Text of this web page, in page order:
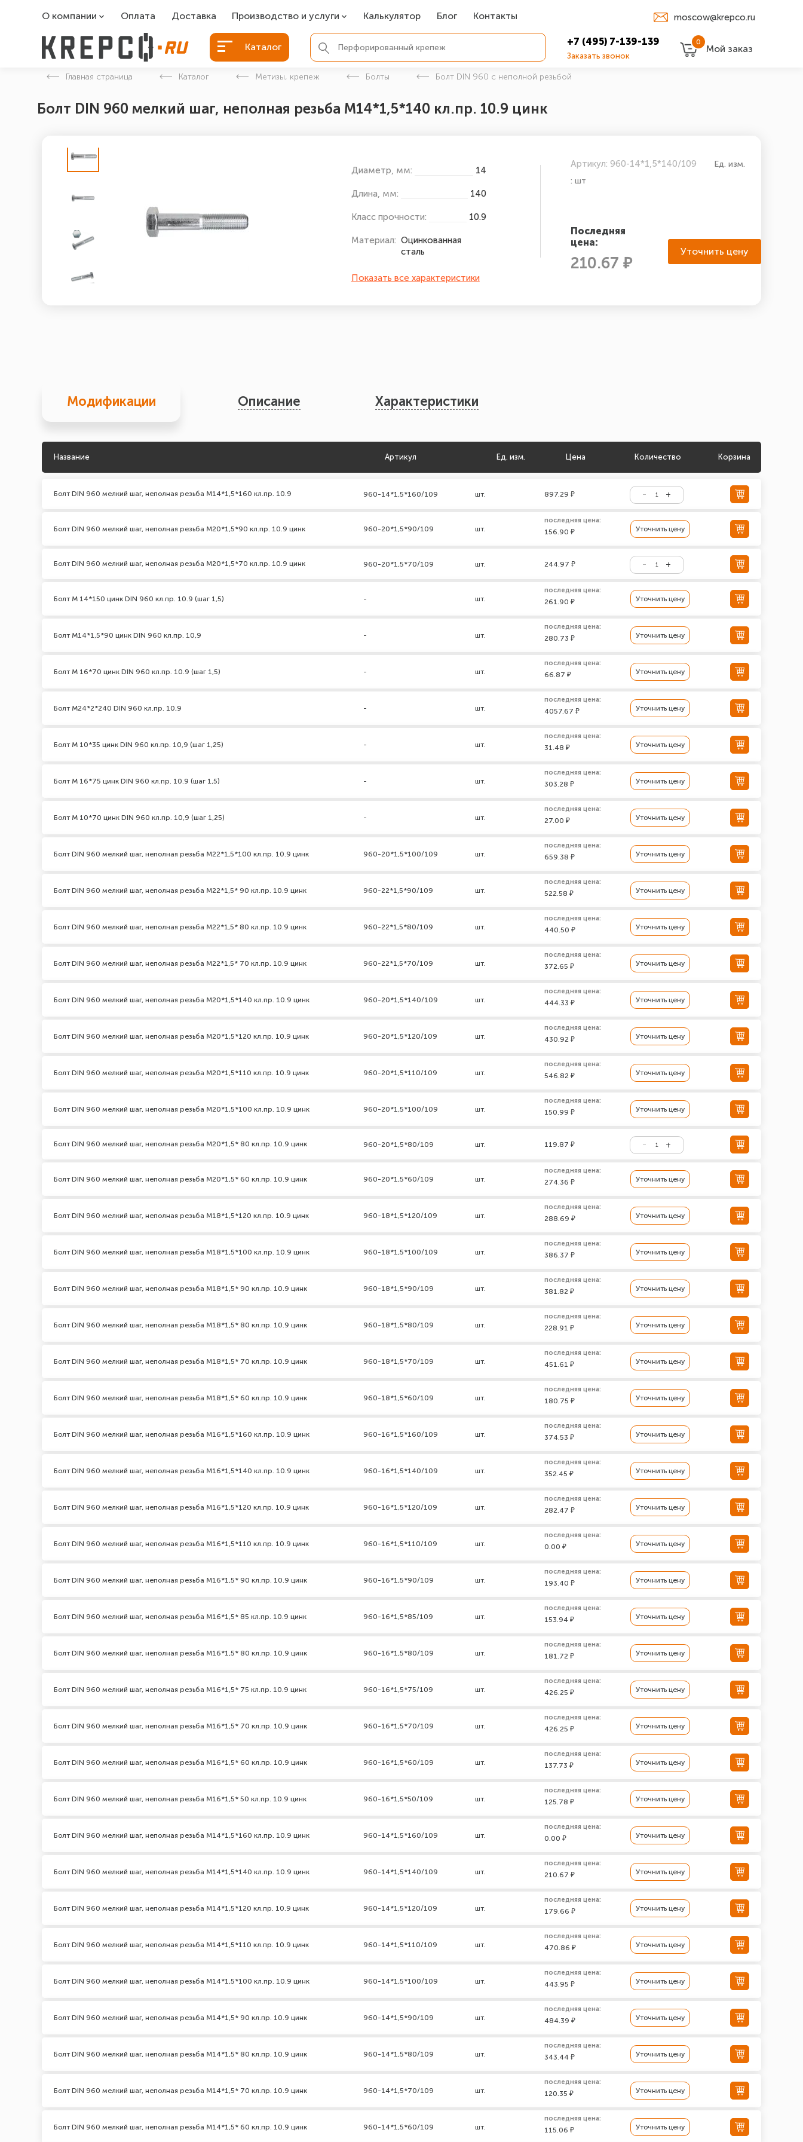
О компании
О компании
Оплата Доставка Производство и услуги
Болты БСР
Болты для фундамента
Закладные детали
Калькулятор Блог Контакты moscow@krepco.ru
Каталог +7 (495) 7-139-139
Заказать звонок
0
Мой заказ
Главная страница Каталог Метизы, крепеж Болты Болт DIN 960 с неполной резьбой
Болт DIN 960 мелкий шаг, неполная резьба M14*1,5*140 кл.пр. 10.9 цинк
Диаметр, мм: 14
Длина, мм: 140
Класс прочности: 10.9
Материал: Оцинкованная
сталь
Показать все характеристики
Артикул: 960-14*1,5*140/109
Ед. изм.
: шт
Последняя
цена:
210.67 ₽
Уточнить цену
Модификации Описание Характеристики
Название Артикул Ед. изм. Цена Количество Корзина
Болт DIN 960 мелкий шаг, неполная резьба М14*1,5*160 кл.пр. 10.9 960-14*1,5*160/109 шт. 897.29 ₽
Болт DIN 960 мелкий шаг, неполная резьба М20*1,5*90 кл.пр. 10.9 цинк 960-20*1,5*90/109 шт.
последняя цена:
156.90 ₽ Уточнить цену
Болт DIN 960 мелкий шаг, неполная резьба М20*1,5*70 кл.пр. 10.9 цинк 960-20*1,5*70/109 шт. 244.97 ₽
Болт М 14*150 цинк DIN 960 кл.пр. 10.9 (шаг 1,5) - шт.
последняя цена:
261.90 ₽ Уточнить цену
Болт М14*1,5*90 цинк DIN 960 кл.пр. 10,9 - шт.
последняя цена:
280.73 ₽ Уточнить цену
Болт М 16*70 цинк DIN 960 кл.пр. 10.9 (шаг 1,5) - шт.
последняя цена:
66.87 ₽ Уточнить цену
Болт М24*2*240 DIN 960 кл.пр. 10,9 - шт.
последняя цена:
4057.67 ₽ Уточнить цену
Болт М 10*35 цинк DIN 960 кл.пр. 10,9 (шаг 1,25) - шт.
последняя цена:
31.48 ₽ Уточнить цену
Болт М 16*75 цинк DIN 960 кл.пр. 10.9 (шаг 1,5) - шт.
последняя цена:
303.28 ₽ Уточнить цену
Болт М 10*70 цинк DIN 960 кл.пр. 10,9 (шаг 1,25) - шт.
последняя цена:
27.00 ₽ Уточнить цену
Болт DIN 960 мелкий шаг, неполная резьба M22*1,5*100 кл.пр. 10.9 цинк 960-20*1,5*100/109 шт.
последняя цена:
659.38 ₽ Уточнить цену
Болт DIN 960 мелкий шаг, неполная резьба M22*1,5* 90 кл.пр. 10.9 цинк 960-22*1,5*90/109 шт.
последняя цена:
522.58 ₽ Уточнить цену
Болт DIN 960 мелкий шаг, неполная резьба M22*1,5* 80 кл.пр. 10.9 цинк 960-22*1,5*80/109 шт.
последняя цена:
440.50 ₽ Уточнить цену
Болт DIN 960 мелкий шаг, неполная резьба M22*1,5* 70 кл.пр. 10.9 цинк 960-22*1,5*70/109 шт.
последняя цена:
372.65 ₽ Уточнить цену
Болт DIN 960 мелкий шаг, неполная резьба M20*1,5*140 кл.пр. 10.9 цинк 960-20*1,5*140/109 шт.
последняя цена:
444.33 ₽ Уточнить цену
Болт DIN 960 мелкий шаг, неполная резьба M20*1,5*120 кл.пр. 10.9 цинк 960-20*1,5*120/109 шт.
последняя цена:
430.92 ₽ Уточнить цену
Болт DIN 960 мелкий шаг, неполная резьба M20*1,5*110 кл.пр. 10.9 цинк 960-20*1,5*110/109 шт.
последняя цена:
546.82 ₽ Уточнить цену
Болт DIN 960 мелкий шаг, неполная резьба M20*1,5*100 кл.пр. 10.9 цинк 960-20*1,5*100/109 шт.
последняя цена:
150.99 ₽ Уточнить цену
Болт DIN 960 мелкий шаг, неполная резьба M20*1,5* 80 кл.пр. 10.9 цинк 960-20*1,5*80/109 шт. 119.87 ₽
Болт DIN 960 мелкий шаг, неполная резьба M20*1,5* 60 кл.пр. 10.9 цинк 960-20*1,5*60/109 шт.
последняя цена:
274.36 ₽ Уточнить цену
Болт DIN 960 мелкий шаг, неполная резьба M18*1,5*120 кл.пр. 10.9 цинк 960-18*1,5*120/109 шт.
последняя цена:
288.69 ₽ Уточнить цену
Болт DIN 960 мелкий шаг, неполная резьба M18*1,5*100 кл.пр. 10.9 цинк 960-18*1,5*100/109 шт.
последняя цена:
386.37 ₽ Уточнить цену
Болт DIN 960 мелкий шаг, неполная резьба M18*1,5* 90 кл.пр. 10.9 цинк 960-18*1,5*90/109 шт.
последняя цена:
381.82 ₽ Уточнить цену
Болт DIN 960 мелкий шаг, неполная резьба M18*1,5* 80 кл.пр. 10.9 цинк 960-18*1,5*80/109 шт.
последняя цена:
228.91 ₽ Уточнить цену
Болт DIN 960 мелкий шаг, неполная резьба M18*1,5* 70 кл.пр. 10.9 цинк 960-18*1,5*70/109 шт.
последняя цена:
451.61 ₽ Уточнить цену
Болт DIN 960 мелкий шаг, неполная резьба M18*1,5* 60 кл.пр. 10.9 цинк 960-18*1,5*60/109 шт.
последняя цена:
180.75 ₽ Уточнить цену
Болт DIN 960 мелкий шаг, неполная резьба M16*1,5*160 кл.пр. 10.9 цинк 960-16*1,5*160/109 шт.
последняя цена:
374.53 ₽ Уточнить цену
Болт DIN 960 мелкий шаг, неполная резьба M16*1,5*140 кл.пр. 10.9 цинк 960-16*1,5*140/109 шт.
последняя цена:
352.45 ₽ Уточнить цену
Болт DIN 960 мелкий шаг, неполная резьба M16*1,5*120 кл.пр. 10.9 цинк 960-16*1,5*120/109 шт.
последняя цена:
282.47 ₽ Уточнить цену
Болт DIN 960 мелкий шаг, неполная резьба M16*1,5*110 кл.пр. 10.9 цинк 960-16*1,5*110/109 шт.
последняя цена:
0.00 ₽ Уточнить цену
Болт DIN 960 мелкий шаг, неполная резьба M16*1,5* 90 кл.пр. 10.9 цинк 960-16*1,5*90/109 шт.
последняя цена:
193.40 ₽ Уточнить цену
Болт DIN 960 мелкий шаг, неполная резьба M16*1,5* 85 кл.пр. 10.9 цинк 960-16*1,5*85/109 шт.
последняя цена:
153.94 ₽ Уточнить цену
Болт DIN 960 мелкий шаг, неполная резьба M16*1,5* 80 кл.пр. 10.9 цинк 960-16*1,5*80/109 шт.
последняя цена:
181.72 ₽ Уточнить цену
Болт DIN 960 мелкий шаг, неполная резьба M16*1,5* 75 кл.пр. 10.9 цинк 960-16*1,5*75/109 шт.
последняя цена:
426.25 ₽ Уточнить цену
Болт DIN 960 мелкий шаг, неполная резьба M16*1,5* 70 кл.пр. 10.9 цинк 960-16*1,5*70/109 шт.
последняя цена:
426.25 ₽ Уточнить цену
Болт DIN 960 мелкий шаг, неполная резьба M16*1,5* 60 кл.пр. 10.9 цинк 960-16*1,5*60/109 шт.
последняя цена:
137.73 ₽ Уточнить цену
Болт DIN 960 мелкий шаг, неполная резьба M16*1,5* 50 кл.пр. 10.9 цинк 960-16*1,5*50/109 шт.
последняя цена:
125.78 ₽ Уточнить цену
Болт DIN 960 мелкий шаг, неполная резьба M14*1,5*160 кл.пр. 10.9 цинк 960-14*1,5*160/109 шт.
последняя цена:
0.00 ₽ Уточнить цену
Болт DIN 960 мелкий шаг, неполная резьба M14*1,5*140 кл.пр. 10.9 цинк 960-14*1,5*140/109 шт.
последняя цена:
210.67 ₽ Уточнить цену
Болт DIN 960 мелкий шаг, неполная резьба M14*1,5*120 кл.пр. 10.9 цинк 960-14*1,5*120/109 шт.
последняя цена:
179.66 ₽ Уточнить цену
Болт DIN 960 мелкий шаг, неполная резьба M14*1,5*110 кл.пр. 10.9 цинк 960-14*1,5*110/109 шт.
последняя цена:
470.86 ₽ Уточнить цену
Болт DIN 960 мелкий шаг, неполная резьба M14*1,5*100 кл.пр. 10.9 цинк 960-14*1,5*100/109 шт.
последняя цена:
443.95 ₽ Уточнить цену
Болт DIN 960 мелкий шаг, неполная резьба M14*1,5* 90 кл.пр. 10.9 цинк 960-14*1,5*90/109 шт.
последняя цена:
484.39 ₽ Уточнить цену
Болт DIN 960 мелкий шаг, неполная резьба M14*1,5* 80 кл.пр. 10.9 цинк 960-14*1,5*80/109 шт.
последняя цена:
343.44 ₽ Уточнить цену
Болт DIN 960 мелкий шаг, неполная резьба M14*1,5* 70 кл.пр. 10.9 цинк 960-14*1,5*70/109 шт.
последняя цена:
120.35 ₽ Уточнить цену
Болт DIN 960 мелкий шаг, неполная резьба M14*1,5* 60 кл.пр. 10.9 цинк 960-14*1,5*60/109 шт.
последняя цена:
115.06 ₽ Уточнить цену